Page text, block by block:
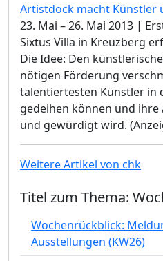
Artistdock macht Künstler
23. Mai – 26. Mai 2013 |
Sixtus Villa in Kreuzberg
Die Idee: Den
nötigen Förderung
talentiertesten Künstler in
gedeihen können und
und gewürdigt wird.
Weitere Artikel von chk
Titel zum Thema:
Wochenrückblick:
Ausstellungen (KW26)